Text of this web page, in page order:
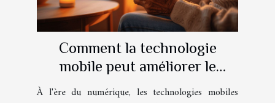
Comment la technologie
mobile peut améliorer le
quotidien des seniors
À l'ère du numérique, les technologies mobiles